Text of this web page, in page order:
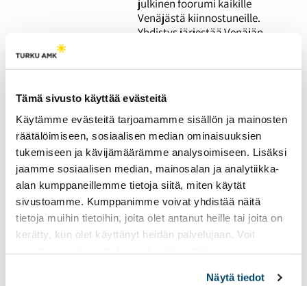
Tämä sivusto käyttää evästeitä
Käytämme evästeitä tarjoamamme sisällön ja mainosten
räätälöimiseen, sosiaalisen median ominaisuuksien
tukemiseen ja kävijämäärämme analysoimiseen. Lisäksi
jaamme sosiaalisen median, mainosalan ja analytiikka-
alan kumppaneillemme tietoja siitä, miten käytät
sivustoamme. Kumppanimme voivat yhdistää näitä
tietoja muihin tietoihin, joita olet antanut heille tai joita on
kerätty, kun olet käyttänyt heidän palvelujaan. Voit
Näytä tiedot
julkinen foorumi kaikille
Venäjästä kiinnostuneille.
Yhdistys järjestää Venäjän
viime vuosina haasteita.
Haastattelussa seuran
puheenjohtaja Ulla-Maarit
Raitanen.
Euroopan
keskuspankki ja korot
alle kahdessa
minuutissa